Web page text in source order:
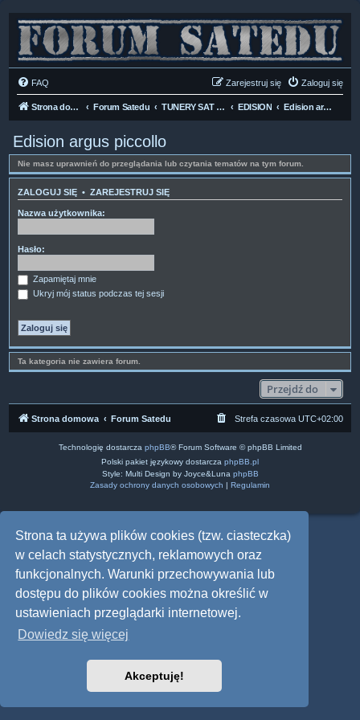
Strona ta używa plików cookies (tzw. ciasteczka)
w celach statystycznych, reklamowych oraz
funkcjonalnych. Warunki przechowywania lub
dostępu do plików cookies można określić w
ustawieniach przeglądarki internetowej.
Dowiedz się więcej
Akceptuję!
FAQ Zaloguj się
Zarejestruj się
Strona domowa Forum Satedu TUNERY SAT HD-LINUX EDISION Edision argus piccollo
Edision argus piccollo
Nie masz uprawnień do przeglądania lub czytania tematów na tym forum.
ZALOGUJ SIĘ • ZAREJESTRUJ SIĘ
Nazwa użytkownika:
Hasło:
Zapamiętaj mnie
Ukryj mój status podczas tej sesji
Ta kategoria nie zawiera forum.
Przejdź do
Strona domowa Forum Satedu Strefa czasowa UTC+02:00
Technologię dostarcza phpBB® Forum Software © phpBB Limited
Polski pakiet językowy dostarcza phpBB.pl
Style: Multi Design by Joyce&Luna phpBB
Zasady ochrony danych osobowych | Regulamin